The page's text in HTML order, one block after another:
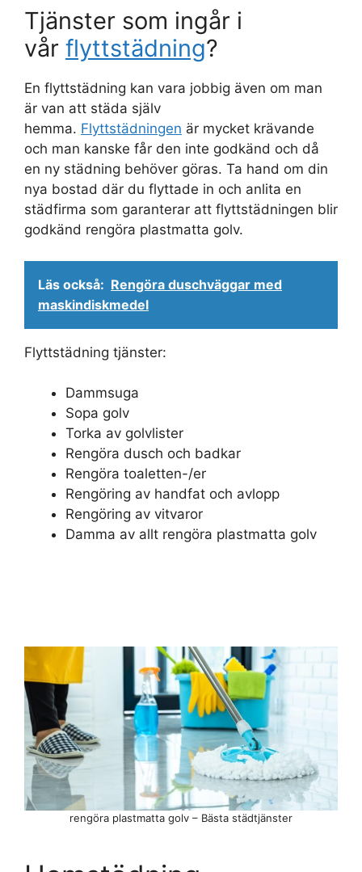
Tjänster som ingår i
vår flyttstädning?
En flyttstädning kan vara jobbig även om man
är van att städa själv
hemma. Flyttstädningen är mycket krävande
och man kanske får den inte godkänd och då
en ny städning behöver göras. Ta hand om din
nya bostad där du flyttade in och anlita en
städfirma som garanterar att flyttstädningen blir
godkänd rengöra plastmatta golv.
Läs också: Rengöra duschväggar med
maskindiskmedel
Flyttstädning tjänster:
Dammsuga
Sopa golv
Torka av golvlister
Rengöra dusch och badkar
Rengöra toaletten-/er
Rengöring av handfat och avlopp
Rengöring av vitvaror
Damma av allt rengöra plastmatta golv
rengöra plastmatta golv – Bästa städtjänster